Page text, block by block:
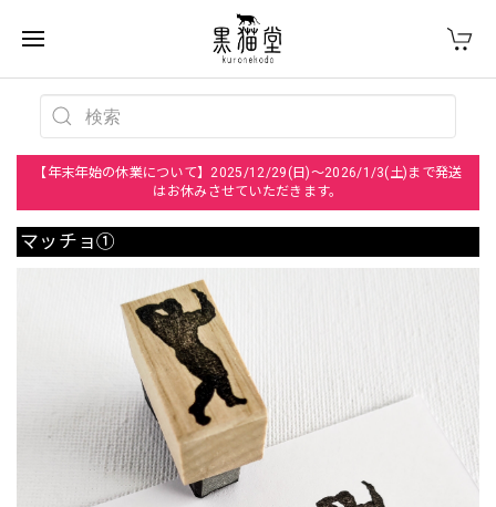
【年末年始の休業について】2025/12/29(日)～2026/1/3(土)まで発送
はお休みさせていただきます。
マッチョ①